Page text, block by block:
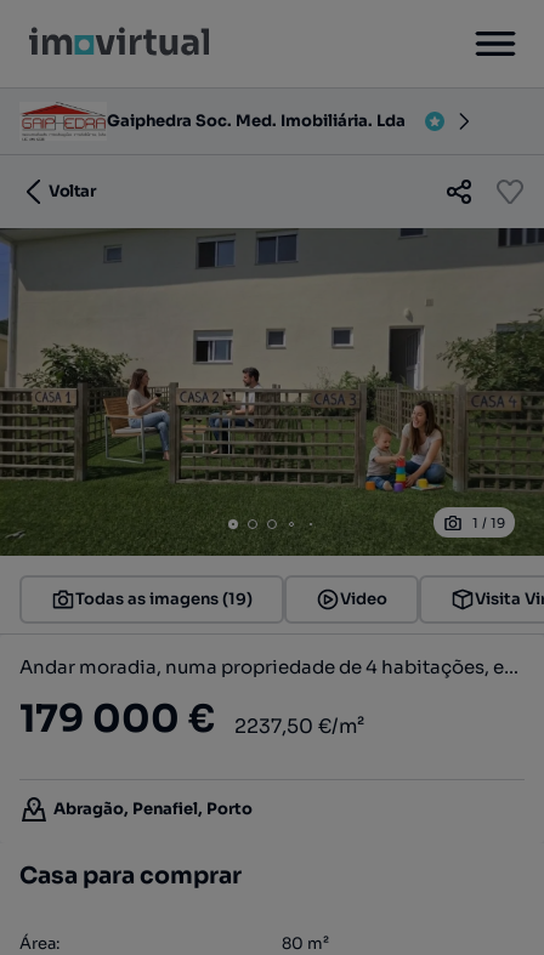
Gaiphedra Soc. Med. Imobiliária. Lda
Voltar
1 / 19
Todas as imagens (19) Video Visita
Andar moradia, numa propriedade de 4 habitações, em Abragão, Penafiel
179 000 € 2237,50 €/m²
Abragão, Penafiel, Porto
Casa para comprar
Área: 80 m²